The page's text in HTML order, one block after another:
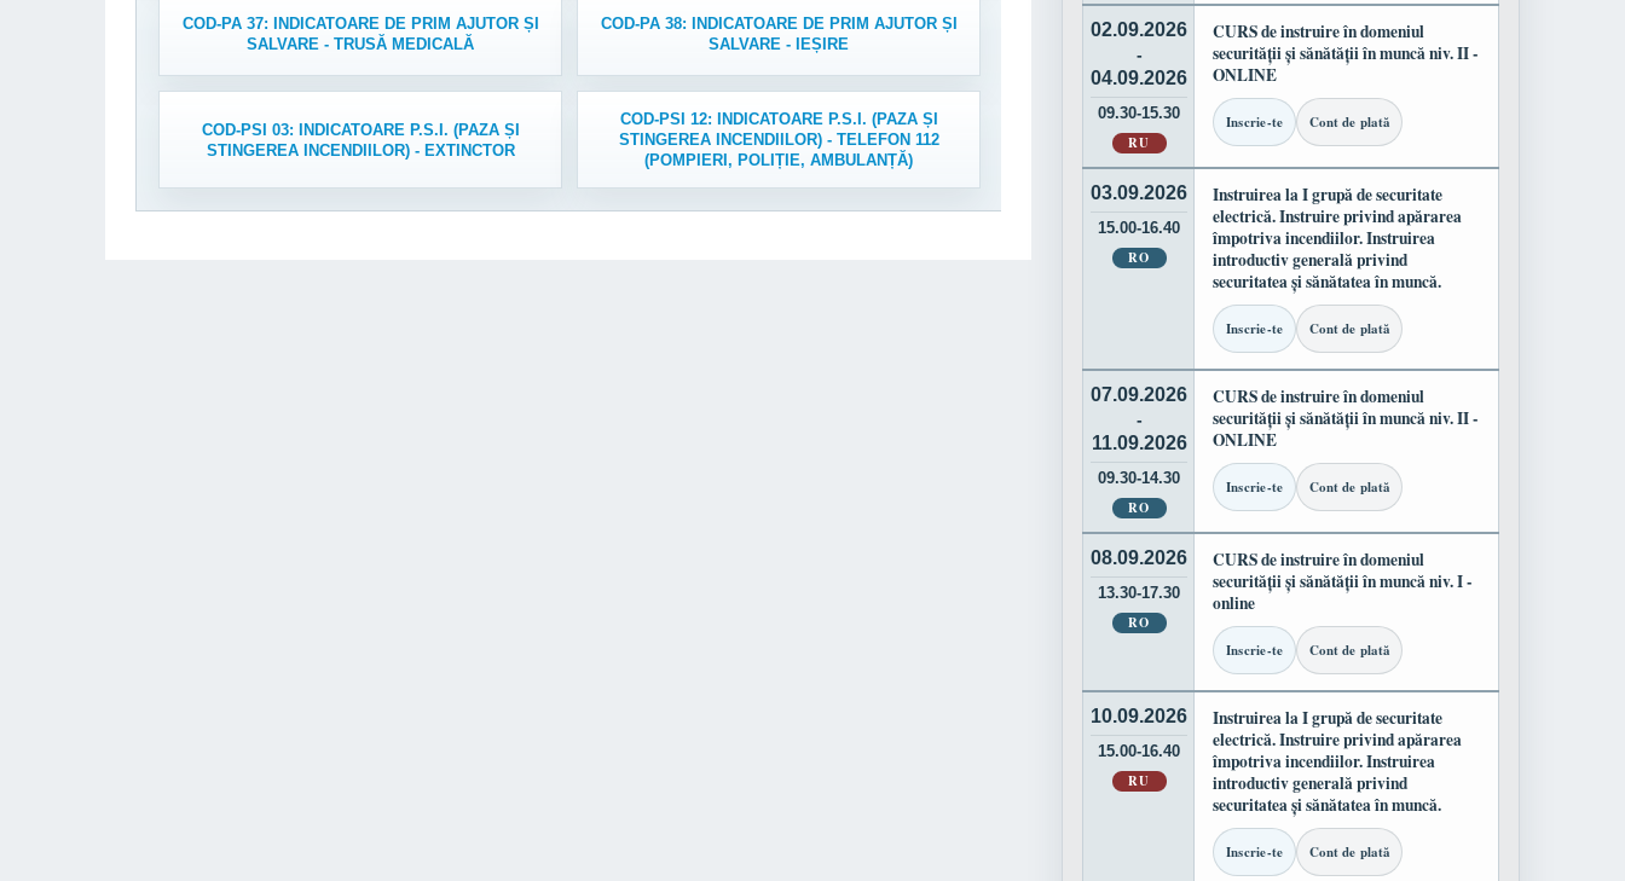
COD-PA 37: INDICATOARE DE PRIM AJUTOR ȘI
SALVARE - TRUSĂ MEDICALĂ
COD-PA 38: INDICATOARE DE PRIM AJUTOR ȘI
SALVARE - IEȘIRE
COD-PSI 03: INDICATOARE P.S.I. (PAZA ȘI
STINGEREA INCENDIILOR) - EXTINCTOR
COD-PSI 12: INDICATOARE P.S.I. (PAZA ȘI
STINGEREA INCENDIILOR) - TELEFON 112
(POMPIERI, POLIȚIE, AMBULANȚĂ)
02.09.2026
-
04.09.2026
09.30-15.30
RU
CURS de instruire în domeniul
securității și sănătății în muncă niv. II -
ONLINE
Inscrie-te Cont de plată
03.09.2026
15.00-16.40
RO
Instruirea la I grupă de securitate
electrică. Instruire privind apărarea
împotriva incendiilor. Instruirea
introductiv generală privind
securitatea și sănătatea în muncă.
Inscrie-te Cont de plată
07.09.2026
-
11.09.2026
09.30-14.30
RO
CURS de instruire în domeniul
securității și sănătății în muncă niv. II -
ONLINE
Inscrie-te Cont de plată
08.09.2026
13.30-17.30
RO
CURS de instruire în domeniul
securității și sănătății în muncă niv. I -
online
Inscrie-te Cont de plată
10.09.2026
15.00-16.40
RU
Instruirea la I grupă de securitate
electrică. Instruire privind apărarea
împotriva incendiilor. Instruirea
introductiv generală privind
securitatea și sănătatea în muncă.
Inscrie-te Cont de plată